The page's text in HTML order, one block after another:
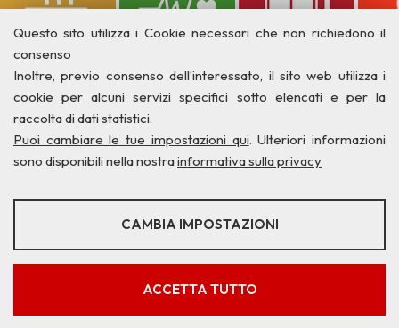
Questo sito utilizza i Cookie necessari che non richiedono il
consenso
Inoltre, previo consenso dell’interessato, il sito web utilizza i
cookie per alcuni servizi specifici sotto elencati e per la
raccolta di dati statistici.
Puoi cambiare le tue impostazioni qui. Ulteriori informazioni
sono disponibili nella nostrainformativa sulla privacy
STATISTICHE
Mostra maggiori informazioni
Google Analytics
CAMBIA IMPOSTAZIONI
ACCETTA TUTTO